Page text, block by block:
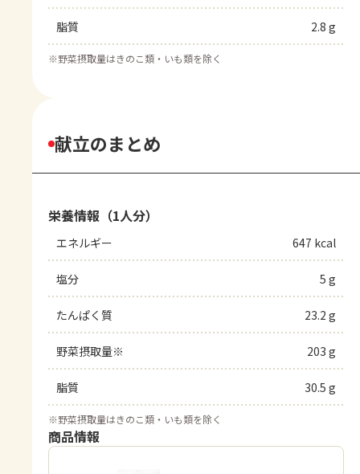
脂質 2.8 g
※野菜摂取量はきのこ類・いも類を除く
献立のまとめ
栄養情報（1人分）
エネルギー 647 kcal
塩分 5 g
たんぱく質 23.2 g
野菜摂取量※ 203 g
脂質 30.5 g
※野菜摂取量はきのこ類・いも類を除く
商品情報